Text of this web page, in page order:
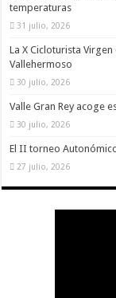
temperaturas
31 julio, 2026
La X Cicloturista
Vallehermoso
30 julio, 2026
Valle Gran Rey acoge
30 julio, 2026
El II torneo
27 julio, 2026